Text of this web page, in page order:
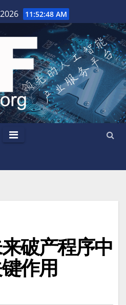
11:52:48 AM
破产程序中
作用